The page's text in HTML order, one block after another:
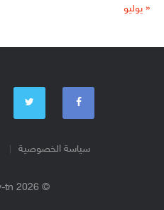
« يوليو
سياسة الخصوصية
© 2026 newsday-tn